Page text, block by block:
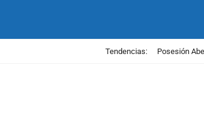
Tendencias: Posesión